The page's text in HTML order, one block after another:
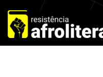
Pular
para
o
conteúdo